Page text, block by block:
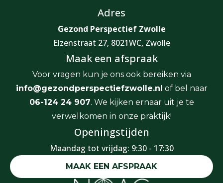
Adres
Gezond Perspectief Zwolle
Elzenstraat 27, 8021WC, Zwolle
Maak een afspraak
Voor vragen kun je ons ook bereiken via
info@gezondperspectiefzwolle.nl of bel naar
06-124 24 907. We kijken ernaar uit je te
verwelkomen in onze praktijk!
Openingstijden
Maandag tot vrijdag: 9:30 - 17:30
MAAK EEN AFSPRAAK